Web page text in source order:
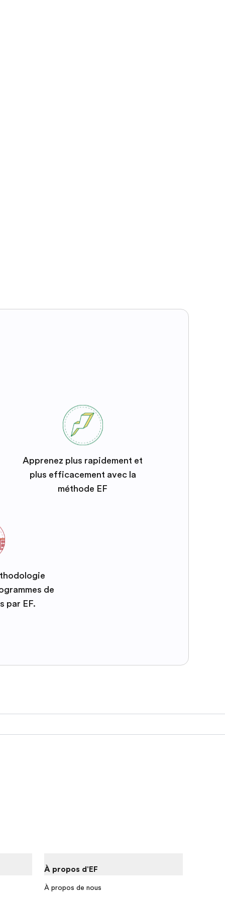
Apprenez plus rapidement et
plus efficacement avec la
méthode EF
de
par EF.
À propos d'EF
À propos de nous